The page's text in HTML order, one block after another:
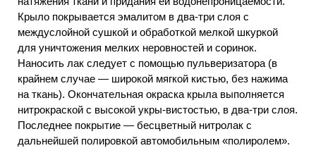
Крыло покрывается эмалитом в два-три слоя с
междуслойной сушкой и обработкой мелкой шкуркой
для уничтожения мелких неровностей и соринок.
Наносить лак следует с помощью пульверизатора (в
крайнем случае — широкой мягкой кистью, без нажима
на ткань). Окончательная окраска крыла выполняется
нитрокраской с высокой укры-вистостью, в два-три слоя.
Последнее покрытие — бесцветный нитролак с
дальнейшей полировкой автомобильным «полиролем».